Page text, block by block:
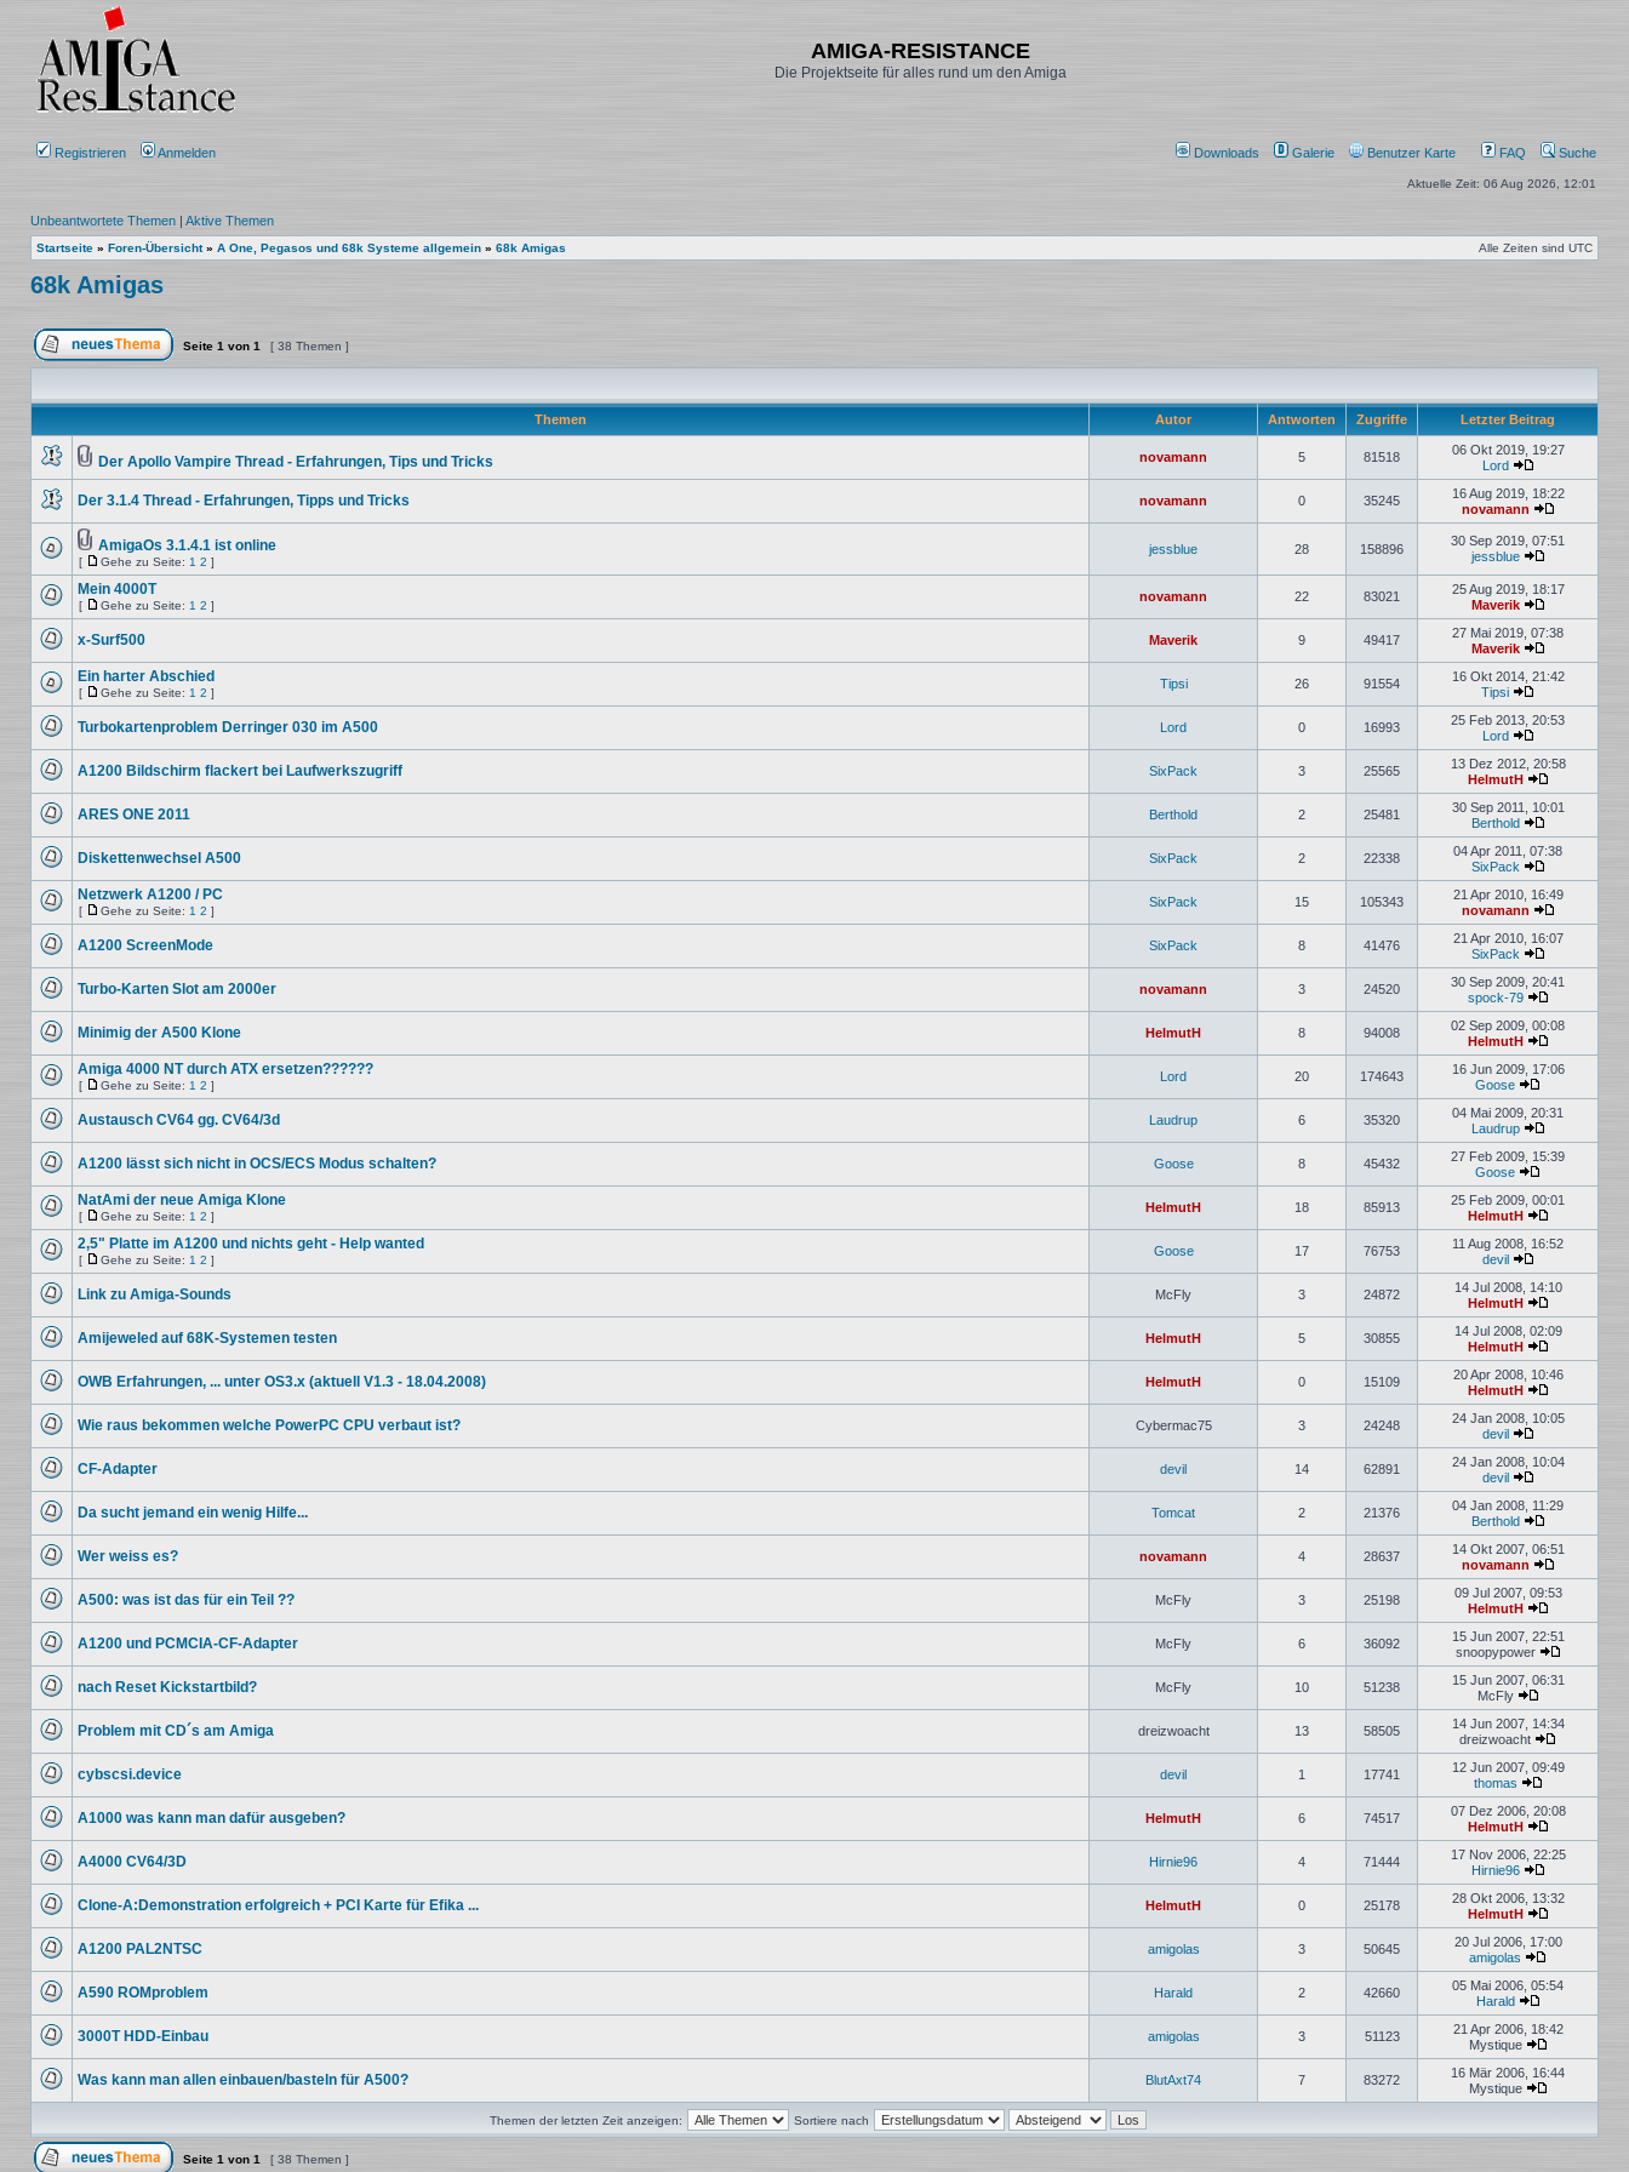
AMIGA-RESISTANCE
Die Projektseite für alles rund um den Amiga
Registrieren Anmelden Downloads Galerie Benutzer Karte FAQ Suche
Aktuelle Zeit: 06 Aug 2026, 12:01
Unbeantwortete Themen | Aktive Themen
Startseite » Foren-Übersicht» A One, Pegasos und 68k Systeme allgemein » 68k Amigas Alle Zeiten sind UTC
68k Amigas
Ein neues Thema erstellen
Seite 1 von 1 [ 38 Themen ]
Themen Autor Antworten Zugriffe Letzter Beitrag
Beiträge
Dateianhang
Der Apollo Vampire Thread - Erfahrungen, Tips und Tricks novamann 5 81518
06 Okt 2019, 19:27
Lord
Neuester
Beitrag
ungelesenen
Beiträge
Der 3.1.4 Thread - Erfahrungen, Tipps und Tricks novamann 0 35245
16 Aug 2019, 18:22
novamann
Neuester
Beitrag
Keine
ungelesenen
Beiträge
Dateianhang
AmigaOs 3.1.4.1 ist online
[
Gehe
zu
Seite
Gehe zu Seite: 1 2 ]
jessblue 28 158896
30 Sep 2019, 07:51
jessblue
Beitrag
Keine
Beiträge
Mein 4000T
[
Gehe
Seite
Gehe zu Seite: 1 2 ]
novamann 22 83021
25 Aug 2019, 18:17
Maverik
Neuester
Beitrag
ungelesenen
Beiträge
x-Surf500 Maverik 9 49417
27 Mai 2019, 07:38
Maverik
Neuester
Beitrag
Keine
Beiträge
Ein harter Abschied
[
Gehe
Seite
Gehe zu Seite: 1 2 ]
Tipsi 26 91554
16 Okt 2014, 21:42
Tipsi
Neuester
Beitrag
Beiträge
Turbokartenproblem Derringer 030 im A500 Lord 0 16993
25 Feb 2013, 20:53
Lord
Neuester
Beitrag
Beiträge
A1200 Bildschirm flackert bei Laufwerkszugriff SixPack 3 25565
13 Dez 2012, 20:58
HelmutH
Neuester
Beitrag
Beiträge
ARES ONE 2011 Berthold 2 25481
30 Sep 2011, 10:01
Berthold
Neuester
Beitrag
ungelesenen
Beiträge
Diskettenwechsel A500 SixPack 2 22338
04 Apr 2011, 07:38
SixPack
Neuester
Beitrag
Keine
Beiträge
Netzwerk A1200 / PC
[
Gehe
Seite
Gehe zu Seite: 1 2 ]
SixPack 15 105343
21 Apr 2010, 16:49
novamann
Neuester
Beitrag
Beiträge
A1200 ScreenMode SixPack 8 41476
21 Apr 2010, 16:07
SixPack
Neuester
Beitrag
Beiträge
Turbo-Karten Slot am 2000er novamann 3 24520
30 Sep 2009, 20:41
spock-79
Neuester
Beitrag
ungelesenen
Beiträge
Minimig der A500 Klone HelmutH 8 94008
02 Sep 2009, 00:08
HelmutH
Neuester
Beitrag
Keine
Beiträge
Amiga 4000 NT durch ATX ersetzen??????
[
Gehe
Seite
Gehe zu Seite: 1 2 ]
Lord 20 174643
16 Jun 2009, 17:06
Goose
Neuester
Beitrag
Beiträge
Austausch CV64 gg. CV64/3d Laudrup 6 35320
04 Mai 2009, 20:31
Laudrup
Neuester
Beitrag
ungelesenen
Beiträge
A1200 lässt sich nicht in OCS/ECS Modus schalten? Goose 8 45432
27 Feb 2009, 15:39
Goose
Neuester
Beitrag
Keine
ungelesenen
Beiträge
NatAmi der neue Amiga Klone
[
Gehe
zu
Seite
Gehe zu Seite: 1 2 ]
HelmutH 18 85913
25 Feb 2009, 00:01
HelmutH
Neuester
Beitrag
Keine
Beiträge
2,5" Platte im A1200 und nichts geht - Help wanted
[
Gehe
Seite
Gehe zu Seite: 1 2 ]
Goose 17 76753
11 Aug 2008, 16:52
devil
Neuester
Beitrag
Beiträge
Link zu Amiga-Sounds McFly 3 24872
14 Jul 2008, 14:10
HelmutH
Neuester
Beitrag
Beiträge
Amijeweled auf 68K-Systemen testen HelmutH 5 30855
14 Jul 2008, 02:09
HelmutH
Neuester
Beitrag
Beiträge
OWB Erfahrungen, ... unter OS3.x (aktuell V1.3 - 18.04.2008) HelmutH 0 15109
20 Apr 2008, 10:46
HelmutH
Neuester
Beitrag
Beiträge
Wie raus bekommen welche PowerPC CPU verbaut ist? Cybermac75 3 24248
24 Jan 2008, 10:05
devil
Neuester
Beitrag
Beiträge
CF-Adapter devil 14 62891
24 Jan 2008, 10:04
devil
Neuester
Beitrag
Beiträge
Da sucht jemand ein wenig Hilfe... Tomcat 2 21376
04 Jan 2008, 11:29
Berthold
Neuester
Beitrag
Beiträge
Wer weiss es? novamann 4 28637
14 Okt 2007, 06:51
novamann
Neuester
Beitrag
Beiträge
A500: was ist das für ein Teil ?? McFly 3 25198
09 Jul 2007, 09:53
HelmutH
Neuester
Beitrag
Beiträge
A1200 und PCMCIA-CF-Adapter McFly 6 36092
15 Jun 2007, 22:51
snoopypower
Neuester
Beitrag
Beiträge
nach Reset Kickstartbild? McFly 10 51238
15 Jun 2007, 06:31
McFly
Neuester
Beitrag
Beiträge
Problem mit CD´s am Amiga dreizwoacht 13 58505
14 Jun 2007, 14:34
dreizwoacht
Neuester
Beitrag
Beiträge
cybscsi.device devil 1 17741
12 Jun 2007, 09:49
thomas
Neuester
Beitrag
Beiträge
A1000 was kann man dafür ausgeben? HelmutH 6 74517
07 Dez 2006, 20:08
HelmutH
Neuester
Beitrag
Beiträge
A4000 CV64/3D Hirnie96 4 71444
17 Nov 2006, 22:25
Hirnie96
Neuester
Beitrag
Beiträge
Clone-A:Demonstration erfolgreich + PCI Karte für Efika ... HelmutH 0 25178
28 Okt 2006, 13:32
HelmutH
Neuester
Beitrag
Beiträge
A1200 PAL2NTSC amigolas 3 50645
20 Jul 2006, 17:00
amigolas
Neuester
Beitrag
Beiträge
A590 ROMproblem Harald 2 42660
05 Mai 2006, 05:54
Harald
Neuester
Beitrag
Beiträge
3000T HDD-Einbau amigolas 3 51123
21 Apr 2006, 18:42
Mystique
Neuester
Beitrag
Was kann man allen einbauen/basteln für A500? BlutAxt74 7 83272
16 Mär 2006, 16:44
Mystique
Neuester
Themen der letzten Zeit anzeigen: Sortiere nach
Seite 1 von 1 [ 38 Themen ]